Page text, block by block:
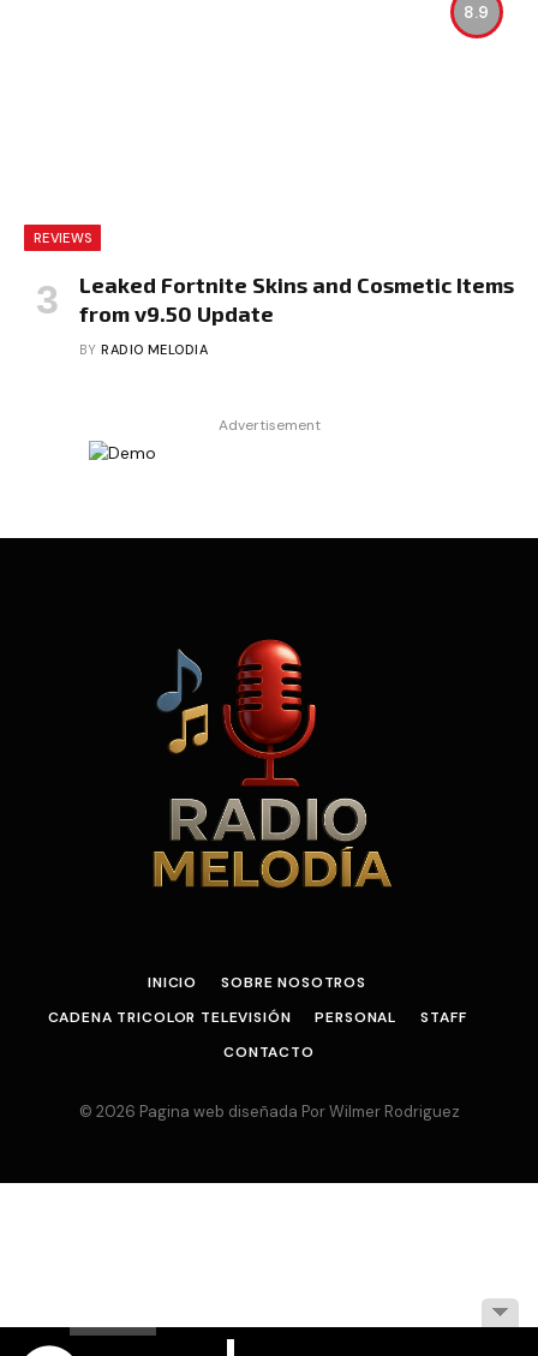
8.9
REVIEWS
Leaked Fortnite Skins and Cosmetic Items
from v9.50 Update
BY RADIO MELODIA
Advertisement
INICIO
SOBRE NOSOTROS
CADENA TRICOLOR TELEVISIÓN
PERSONAL
STAFF
CONTACTO
© 2026 Pagina web diseñada Por Wilmer Rodriguez